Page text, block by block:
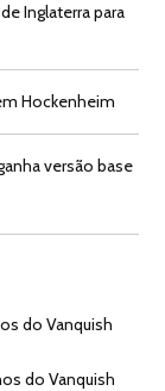
Inglaterra para
Hockenheim
versão base
do Vanquish
do Vanquish